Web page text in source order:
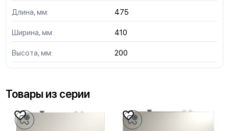
Длина, мм: 475
Ширина, мм: 410
Высота, мм: 200
Товары из серии